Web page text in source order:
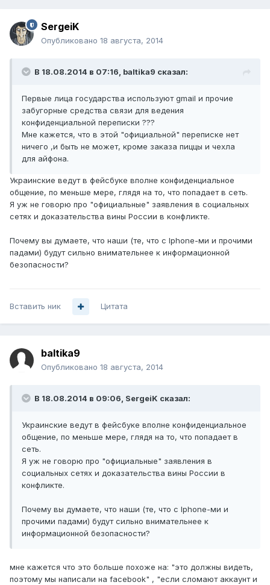
SergeiK
Опубликовано 18 августа, 2014
В 18.08.2014 в 07:16, baltika9 сказал:
Первые лица государства используют gmail и прочие
забугорные средства связи для ведения
конфиденциальной переписки ???
Мне кажется, что в этой "официальной" переписке нет
ничего ,и быть не может, кроме заказа пиццы и чехла
для айфона.
Украинские ведут в фейсбуке вполне конфиденциальное
общение, по меньше мере, глядя на то, что попадает в сеть.
Я уж не говорю про "официальные" заявления в социальных
сетях и доказательства вины России в конфликте.
Почему вы думаете, что наши (те, что с Iphone-ми и прочими
падами) будут сильно внимательнее к информационной
безопасности?
Вставить ник Цитата
baltika9
Опубликовано 18 августа, 2014
В 18.08.2014 в 09:06, SergeiK сказал:
Украинские ведут в фейсбуке вполне конфиденциальное
общение, по меньше мере, глядя на то, что попадает в
сеть.
Я уж не говорю про "официальные" заявления в
социальных сетях и доказательства вины России в
конфликте.
Почему вы думаете, что наши (те, что с Iphone-ми и
прочими падами) будут сильно внимательнее к
информационной безопасности?
мне кажется что это больше похоже на: "это должны видеть,
поэтому мы написали на facebook" , "если сломают аккаунт и